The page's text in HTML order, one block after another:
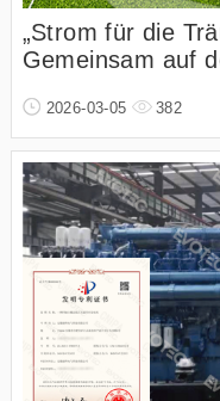
„Strom für die
Gemeinsam auf
2026-03-05 382